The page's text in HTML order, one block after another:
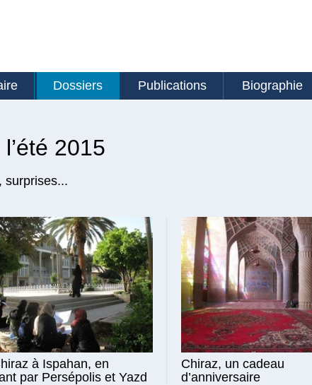
Dossiers Publications Biographie
2015
surprises...
à Ispahan, en
par Persépolis et Yazd
Chiraz, un cadeau
d’anniversaire